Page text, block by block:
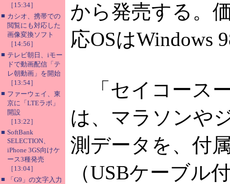
［15:34］
■ カシオ、携帯での
閲覧にも対応した
画像変換ソフト
［14:56］
■ テレビ朝日、iモー
ドで動画配信「テ
レ朝動画」を開始
［13:54］
■ ファーウェイ、東
京に「LTEラボ」
開設
［13:22］
■ SoftBank
SELECTION、
iPhone 3GS向けケ
ース3種発売
［13:04］
■
「G9」の文字入力
から発売する。
応OSはWindows
「セイコース
は、マラソンや
測データを、付
（USBケーブル